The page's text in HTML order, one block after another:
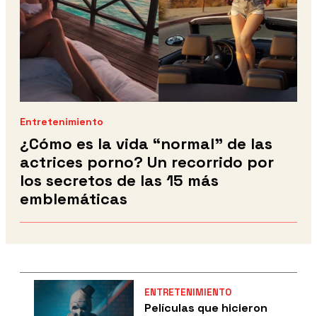
Entretenimiento
¿Cómo es la vida “normal” de las
actrices porno? Un recorrido por
los secretos de las 15 más
emblemáticas
ENTRETENIMIENTO
Películas que hicieron